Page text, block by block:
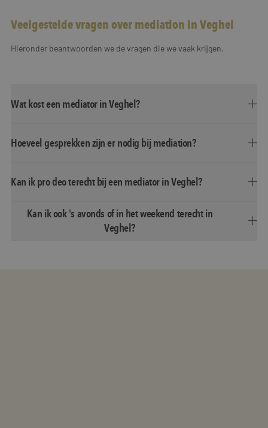
Veelgestelde vragen over mediation in Veghel
Hieronder beantwoorden we de vragen die we vaak krijgen.
Wat kost een mediator in Veghel?
Hoeveel gesprekken zijn er nodig bij mediation?
Kan ik pro deo terecht bij een mediator in Veghel?
Kan ik ook 's avonds of in het weekend terecht in
Veghel?